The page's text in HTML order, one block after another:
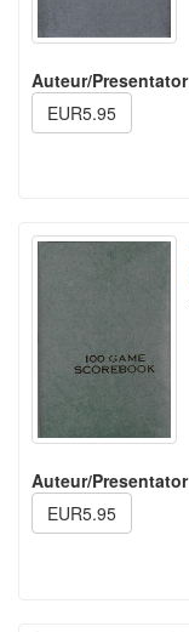
Auteur/Presentator
EUR5.95
Auteur/Presentator
EUR5.95